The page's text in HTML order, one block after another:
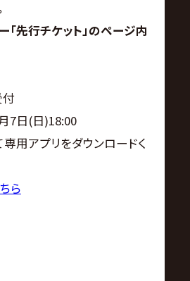
「先行チケット」のページ内
受付
7日(日)18:00
専用アプリをダウンロードく
ら